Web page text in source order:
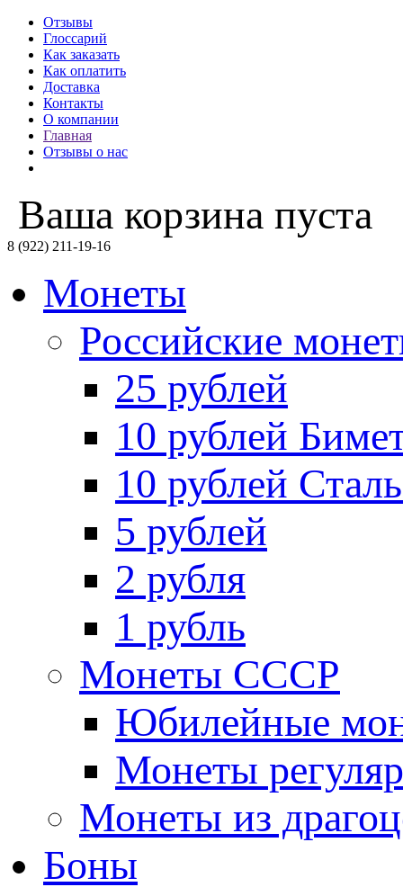
Отзывы
Глоссарий
Как заказать
Как оплатить
Доставка
Контакты
О компании
Главная
Отзывы о нас
Ваша корзина пуста
8 (922) 211-19-16
Монеты
Российские
25 рублей
10 рублей
10 рублей
5 рублей
2 рубля
1 рубль
Монеты СССР
Юбилейные
Монеты
Монеты из
Боны